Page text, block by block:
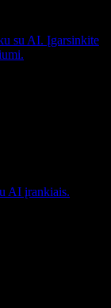
su AI. Įgarsinkite
AI įrankiais.